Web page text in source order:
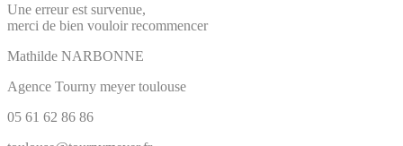
Une erreur est survenue,
merci de bien vouloir recommencer
Mathilde NARBONNE
Agence Tourny meyer toulouse
05 61 62 86 86